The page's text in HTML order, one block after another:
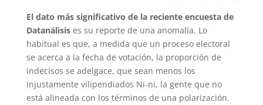
El dato más significativo de la reciente encuesta de
Datanálisises su reporte de una anomalía. Lo
habitual es que, a medida que un proceso electoral
se acerca a la fecha de votación, la proporción de
indecisos se adelgace, que sean menos los
injustamente vilipendiados Ni-ni, la gente que no
está alineada con los términos de una polarización.